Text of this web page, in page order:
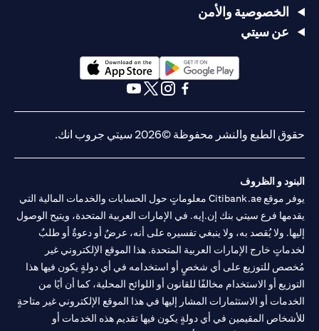
الخصوصية والأمن
عن سيتي
(opens in a new tab)
حقوق الطبع والنشر محفوظة ©2026 سيتي جروب انك.
البنود و الظروف
يوفر موقع Citibank.ae معلوماتٍ حول الحسابات والخدمات المالية التي
يقدمها فرع سيتي بنك إن.إيه. في الإمارات العربية المتحدة، ويتيح الوصول
إليها. ولا يُقصد به، ولا ينبغي تفسيره على أنه، عرضٌ أو دعوةٌ أو طلبٌ
لخدماتٍ خارج الإمارات العربية المتحدة. هذا الموقع الإلكتروني غير
مُخصص للتوزيع على أي شخصٍ أو استخدامه في أي دولةٍ يكون فيها هذا
التوزيع أو الاستخدام مخالفًا للقانون أو اللوائح المحلية، كما أن أيًا من
الخدمات أو الاستثمارات المشار إليها في هذا الموقع الإلكتروني غير متاحةٍ
للأشخاص المقيمين في أي دولةٍ يكون فيها تقديم هذه الخدمات أو